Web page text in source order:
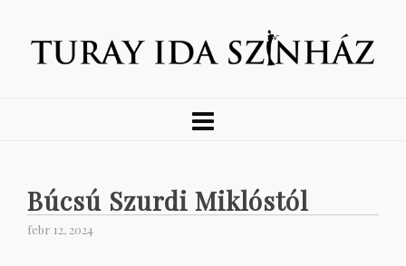
Búcsú Szurdi Miklóstól
febr 12, 2024